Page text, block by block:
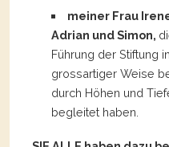
meiner Frau
Adrian und Simon,
Führung der Stiftung
grossartiger Weise
durch Höhen und
begleitet haben.